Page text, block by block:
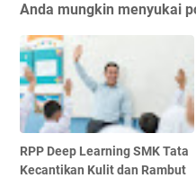
Anda mungkin menyukai
RPP Deep Learning SMK Tata
Kecantikan Kulit dan Rambut